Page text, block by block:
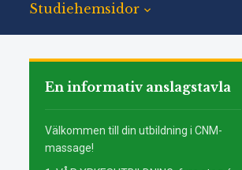
Studiehemsidor
En informativ anslagstavla
Välkommen till din utbildning i CNM-
massage!